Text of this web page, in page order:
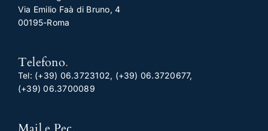
Via Emilio Faà di Bruno, 4
00195-Roma
Telefono.
Tel: (+39) 06.3723102, (+39) 06.3720677,
(+39) 06.3700089